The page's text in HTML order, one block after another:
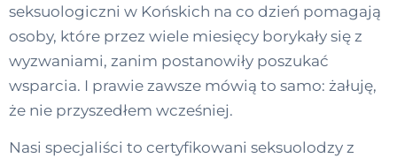
seksuologiczni w Końskich na co dzień pomagają
osoby, które przez wiele miesięcy borykały się z
wyzwaniami, zanim postanowiły poszukać
wsparcia. I prawie zawsze mówią to samo: żałuję,
że nie przyszedłem wcześniej.
Nasi specjaliści to certyfikowani seksuolodzy z